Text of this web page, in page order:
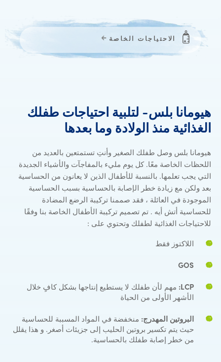
الاحتياجات الخاصة
هيومانا بلس- لتلبية احتياجات طفلك
الغذائية منذ الولادة وما بعدها
هيومانا بلس وصل طفلك الصغير وأنتِ تستمتعين بالعديد من
اللحظات الخاصة معًا. كل يوم مليء بالمفاجآت والأشياء الجديدة
التي يجب تعلمها. بالنسبة للأطفال الذين لا يعانون من الحساسية
بعد ولكن مع زيادة خطر الإصابة بالحساسية بسبب الحساسية
الموجودة في العائلة ، فقد صممنا تركيبة الرضع المضادة
للحساسية أتش أيه . تم تصميم تركيبة الأطفال الخاصة بنا وفقًا
للاحتياجات الغذائية لطفلك وتحتوي على :
اللاكتوز فقط
GOS
LCP: مهم لأن طفلك لا يستطيع إنتاجها بشكل كافٍ خلال
الأشهر الأولى من الحياة
البروتين المهدرج: منخفضة في المواد المسببة للحساسية
حيث يتم تكسير بروتين الحليب إلى جزيئات أصغر. و هذا يقلل
من خطر إصابة طفلك بالحساسية.